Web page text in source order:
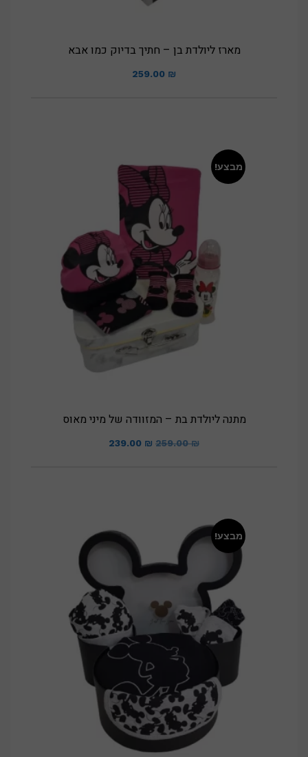
מארז ליולדת בן – חתיך בדיוק כמו אבא
259.00 ₪
מבצע!
מתנה ליולדת בת – המזוודה של מיני מאוס
259.00₪
המחיר
239.00 ₪
מבצע!